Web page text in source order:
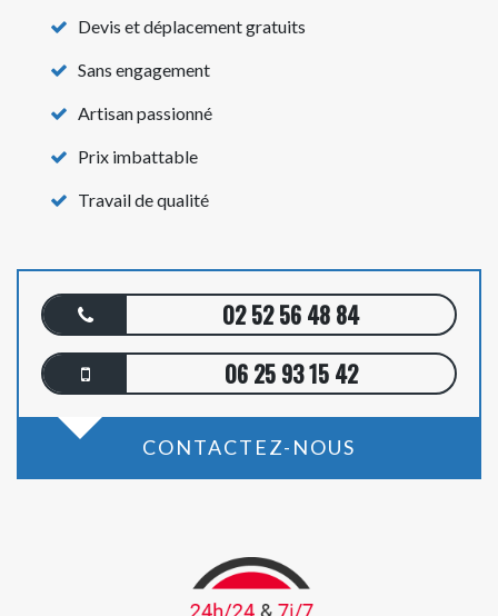
Devis et déplacement gratuits
Sans engagement
Artisan passionné
Prix imbattable
Travail de qualité
02 52 56 48 84
06 25 93 15 42
CONTACTEZ-NOUS